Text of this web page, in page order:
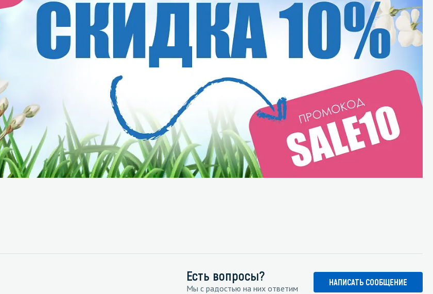
Есть вопросы?
Мы с радостью на них ответим
НАПИСАТЬ СООБЩЕНИЕ